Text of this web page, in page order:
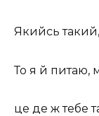
Якийсь
То я й питаю,
це де ж тебе